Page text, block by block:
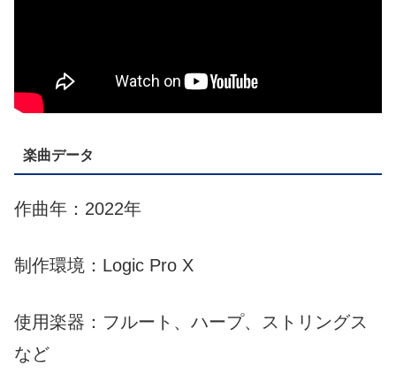
楽曲データ
作曲年：2022年
制作環境：Logic Pro X
使用楽器：フルート、ハープ、ストリングス
など